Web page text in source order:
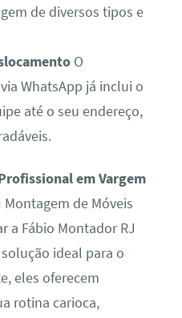
de diversos tipos e
O
WhatsApp já inclui o
até o seu endereço,
em Vargem
de Móveis
a Fábio Montador RJ
ideal para o
eles oferecem
rotina carioca,